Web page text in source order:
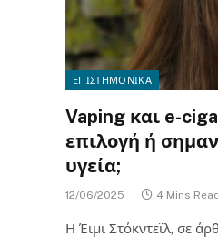
ΕΠΙΣΤΗΜΟΝΙΚΑ
Vaping και e-
επιλογή ή
υγεία;
12/06/2025 4 Mins
Η Έιμι Στόκντεϊλ, σε